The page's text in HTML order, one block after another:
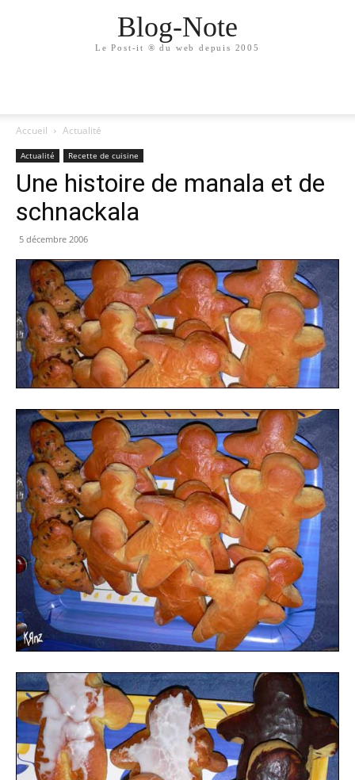
Blog-Note
Le Post-it ® du web depuis 2005
Accueil Actualité
Actualité Recette de cuisine
Une histoire de manala et de
schnackala
5 décembre 2006